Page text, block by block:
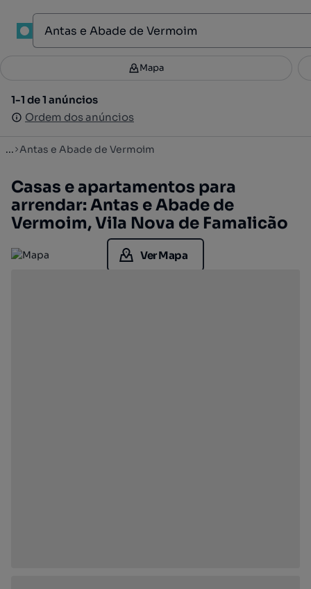
Filtros 2
1-1 de 1 anúncios
Ordem dos anúncios
Mapa
1-1 de 1 anúncios
Ordem dos anúncios
... Antas e Abade de Vermoim
Casas e apartamentos para
arrendar: Antas e Abade de
Vermoim, Vila Nova de Famalicão
Ver Mapa